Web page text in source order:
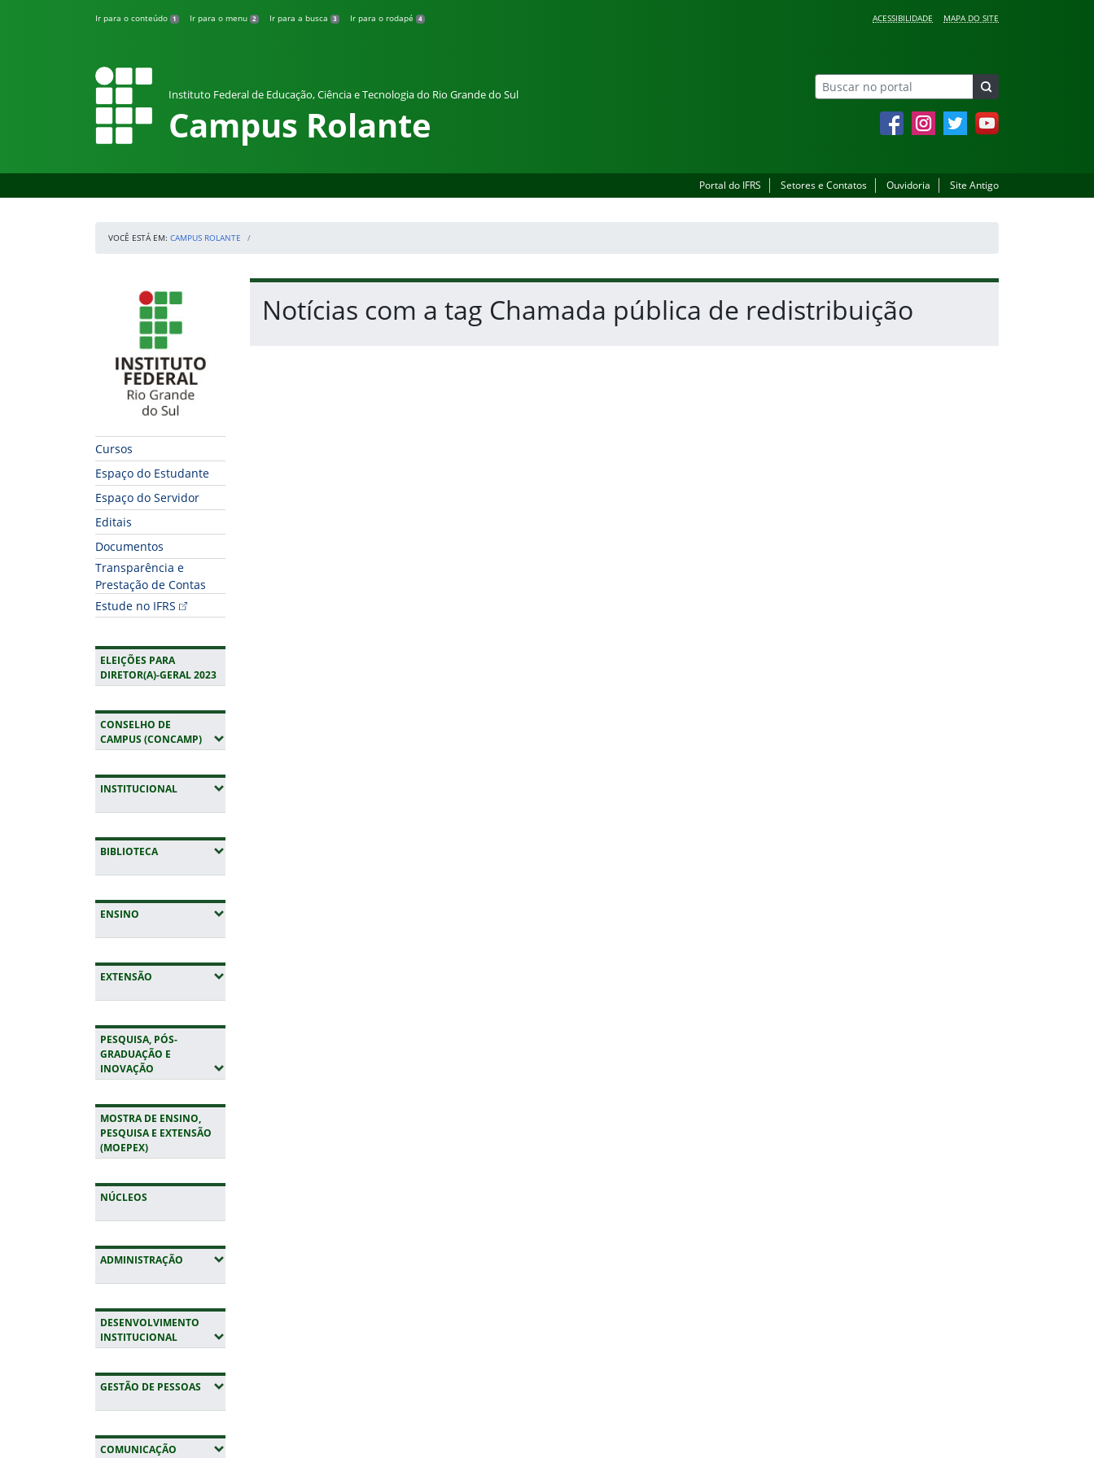
Ir para o conteúdo 1 Ir para o menu 2 Ir para a busca 3 Ir para o rodapé 4 ACESSIBILIDADE MAPA DO SITE
Instituto Federal de Educação, Ciência e Tecnologia do Rio Grande do Sul
Campus Rolante FacebookInstagramTwitter YouTube
Portal do IFRS Setores e Contatos Ouvidoria Site Antigo
VOCÊ ESTÁ EM: CAMPUS ROLANTE
Início da navegação
Cursos
Espaço do Estudante
Espaço do Servidor
Editais
Documentos
Transparência e
Prestação de Contas
Estude no IFRS
ELEIÇÕES PARA
DIRETOR(A)-GERAL 2023
CONSELHO DE
CAMPUS (CONCAMP)(EXPANDIR SUBMENUS)
INSTITUCIONAL(EXPANDIR SUBMENUS)
BIBLIOTECA(EXPANDIR SUBMENUS)
ENSINO (EXPANDIR SUBMENUS)
EXTENSÃO (EXPANDIR SUBMENUS)
PESQUISA, PÓS-
GRADUAÇÃO E
INOVAÇÃO (EXPANDIR SUBMENUS)
MOSTRA DE ENSINO,
PESQUISA E EXTENSÃO
(MOEPEX)
NÚCLEOS
ADMINISTRAÇÃO (EXPANDIR SUBMENUS)
DESENVOLVIMENTO
INSTITUCIONAL(EXPANDIR SUBMENUS)
GESTÃO DE PESSOAS (EXPANDIR SUBMENUS)
COMUNICAÇÃO (EXPANDIR SUBMENUS)
Início do conteúdo
Notícias com a tag Chamada pública de redistribuição